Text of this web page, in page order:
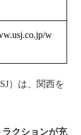
w
）は、関西を
クションが充